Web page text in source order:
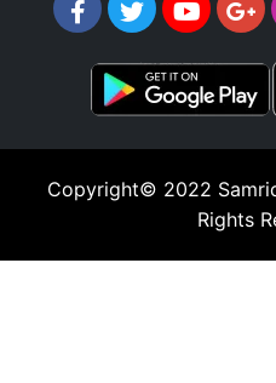
Copyright© 2022
Rights